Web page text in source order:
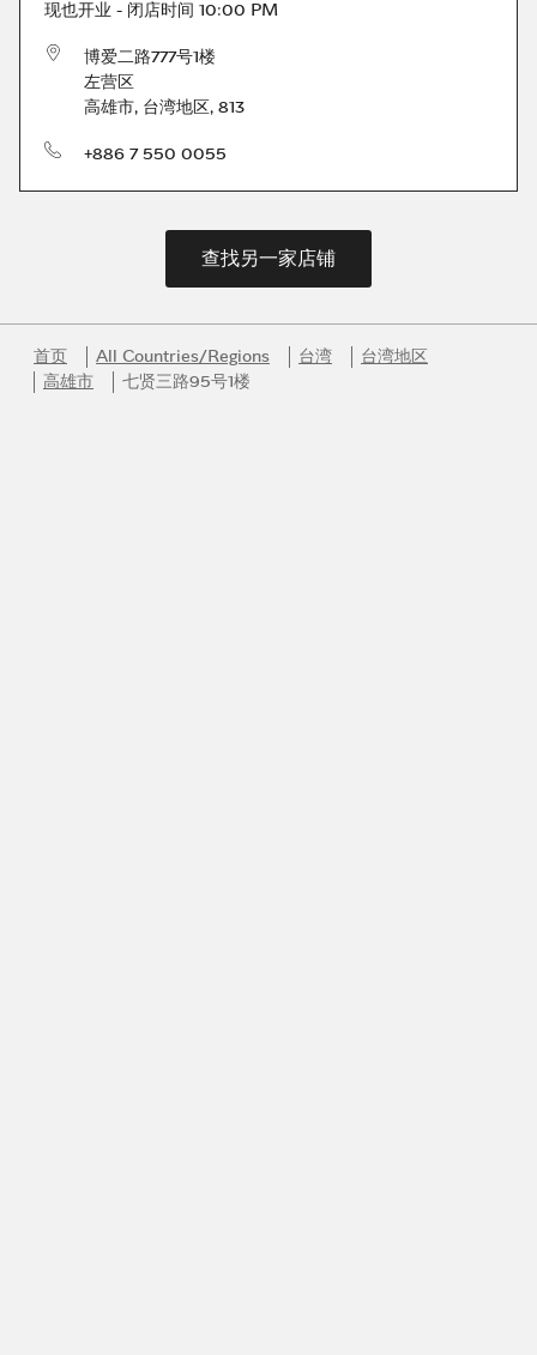
现也开业 - 闭店时间 10:00 PM
博爱二路777号1楼
左营区
高雄市, 台湾地区, 813
电话号码+886 7 550 0055
查找另一家店铺
首页 All Countries/Regions 台湾
台湾地区
高雄市
七贤三路95号1楼